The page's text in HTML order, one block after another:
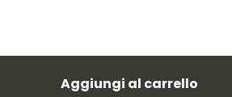
Aggiungi al carrello